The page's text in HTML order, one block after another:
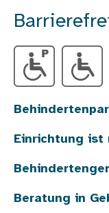
Einrichtung ist
Beratung in